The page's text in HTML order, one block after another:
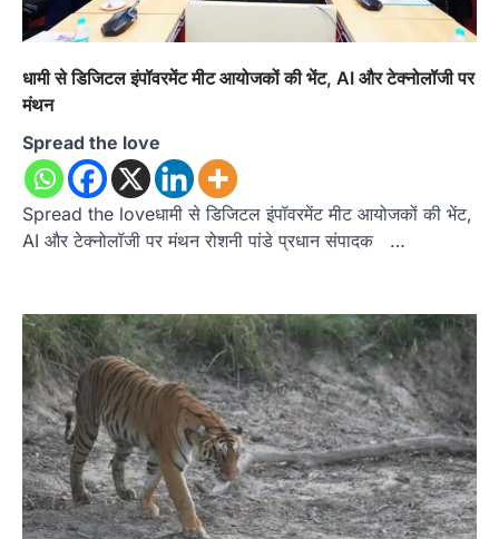
धामी से डिजिटल इंपॉवरमेंट मीट आयोजकों की भेंट, AI और टेक्नोलॉजी पर
मंथन
Spread the love
Spread the loveधामी से डिजिटल इंपॉवरमेंट मीट आयोजकों की भेंट,
AI और टेक्नोलॉजी पर मंथन रोशनी पांडे प्रधान संपादक …